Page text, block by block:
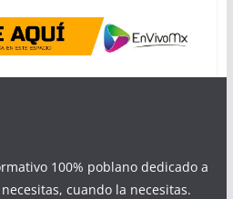
100% poblano dedicado a
cuando la necesitas.